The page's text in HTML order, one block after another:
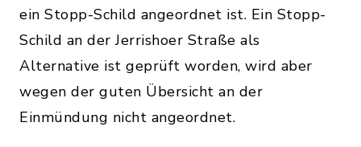
ein Stopp-Schild angeordnet ist. Ein Stopp-
Schild an der Jerrishoer Straße als
Alternative ist geprüft worden, wird aber
wegen der guten Übersicht an der
Einmündung nicht angeordnet.